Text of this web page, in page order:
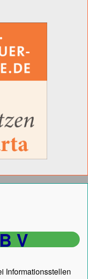
V
Informationsstellen